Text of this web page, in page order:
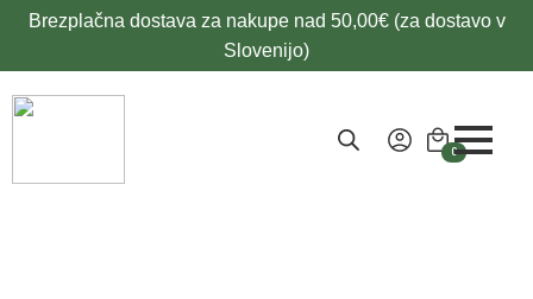
Brezplačna dostava za nakupe nad 50,00€ (za dostavo v
Slovenijo)
0